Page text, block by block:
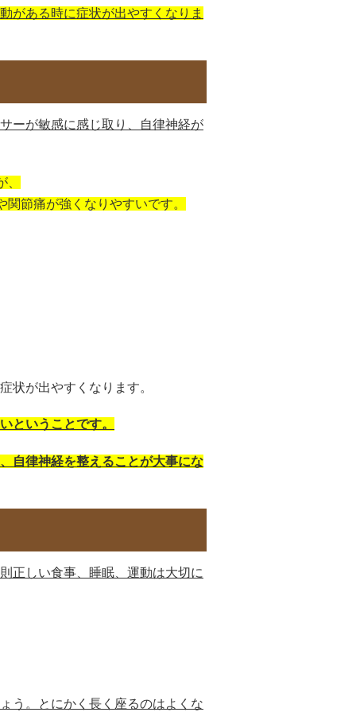
がある時に症状が出やすくなりま
ーが敏感に感じ取り、自律神経が
節痛が強くなりやすいです。
状が出やすくなります。
ということです。
自律神経を整えることが大事にな
正しい食事、睡眠、運動は大切に
う。とにかく長く座るのはよくな